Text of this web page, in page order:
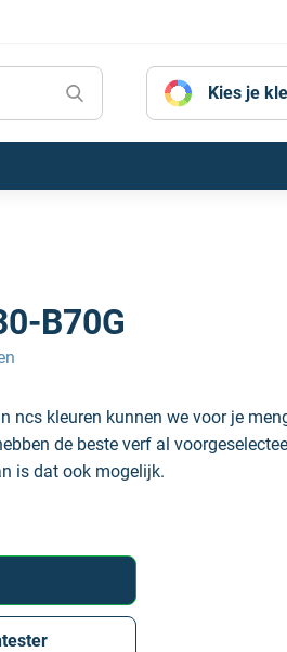
Kies je
B70G
ncs kleuren kunnen we voor je
de beste verf al
is dat ook mogelijk.